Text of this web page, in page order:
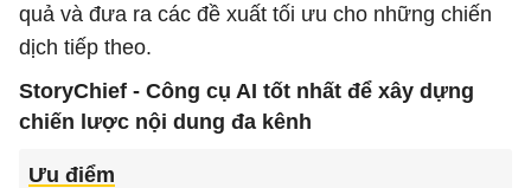
quả và đưa ra các đề xuất tối ưu cho những chiến
dịch tiếp theo.
StoryChief - Công cụ AI tốt nhất để xây dựng
chiến lược nội dung đa kênh
Ưu điểm